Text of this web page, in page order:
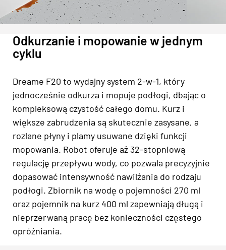
Odkurzanie i mopowanie w jednym
cyklu
Dreame F20 to wydajny system 2-w-1, który
jednocześnie odkurza i mopuje podłogi, dbając o
kompleksową czystość całego domu. Kurz i
większe zabrudzenia są skutecznie zasysane, a
rozlane płyny i plamy usuwane dzięki funkcji
mopowania. Robot oferuje aż 32-stopniową
regulację przepływu wody, co pozwala precyzyjnie
dopasować intensywność nawilżania do rodzaju
podłogi. Zbiornik na wodę o pojemności 270 ml
oraz pojemnik na kurz 400 ml zapewniają długą i
nieprzerwaną pracę bez konieczności częstego
opróżniania.